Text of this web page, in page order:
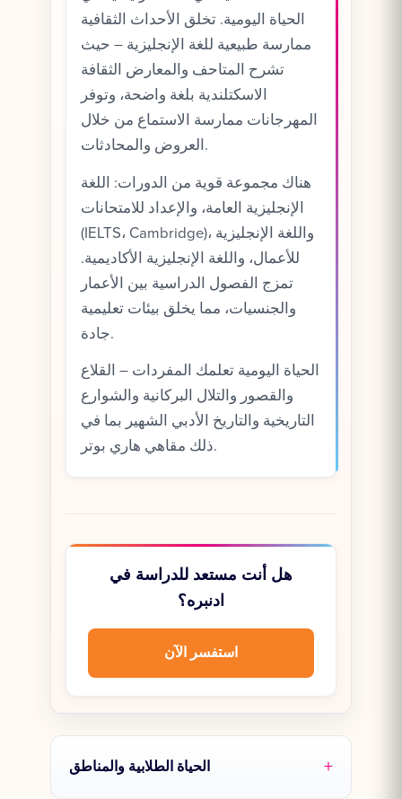
الحياة اليومية. تخلق الأحداث الثقافية
ممارسة طبيعية للغة الإنجليزية – حيث
تشرح المتاحف والمعارض الثقافة
الاسكتلندية بلغة واضحة، وتوفر
المهرجانات ممارسة الاستماع من خلال
العروض والمحادثات.
هناك مجموعة قوية من الدورات: اللغة
الإنجليزية العامة، والإعداد للامتحانات
(IELTS، Cambridge)، واللغة الإنجليزية
للأعمال، واللغة الإنجليزية الأكاديمية.
تمزج الفصول الدراسية بين الأعمار
والجنسيات، مما يخلق بيئات تعليمية
جادة.
الحياة اليومية تعلمك المفردات – القلاع
والقصور والتلال البركانية والشوارع
التاريخية والتاريخ الأدبي الشهير بما في
ذلك مقاهي هاري بوتر.
هل أنت مستعد للدراسة في
ادنبره؟
استفسر الآن
الحياة الطلابية والمناطق